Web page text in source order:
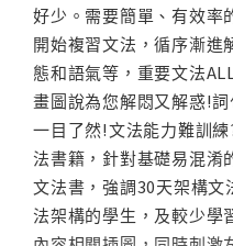
好少。需要簡單、有效率
開始複習文法，循序漸進
態和語氣等，重要文法
畫圖說為您解悶又解惑!
一目了然!文法能力難訓
法書籍，針對基礎易混淆
文法書，強調30天架構
法架構的學生，及較少